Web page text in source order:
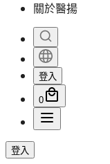
關於醫揚
登入
0
登入